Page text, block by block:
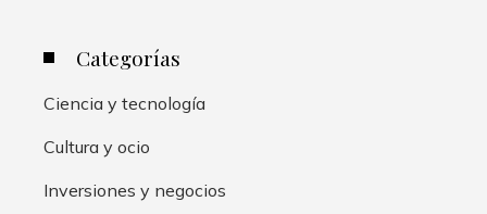
Categorías
Ciencia y tecnología
Cultura y ocio
Inversiones y negocios